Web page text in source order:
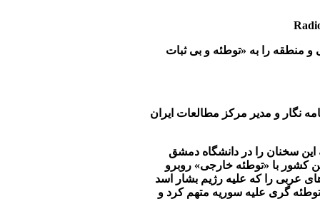
منطقه را به «توطئه و بی ثبات
نگار و مدیر مرکز مطالعات ایران
سخنان را در دانشگاه دمشق
کشور با «توطئه خارجی» روبرو
عربی را که علیه رژیم بشار اسد
توطئه گری علیه سوریه متهم کرد و